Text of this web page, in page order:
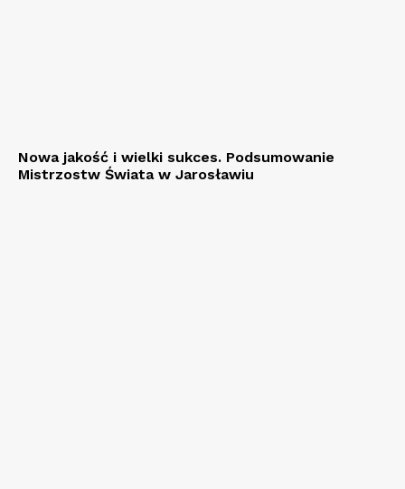
Nowa jakość i wielki sukces. Podsumowanie
Mistrzostw Świata w Jarosławiu